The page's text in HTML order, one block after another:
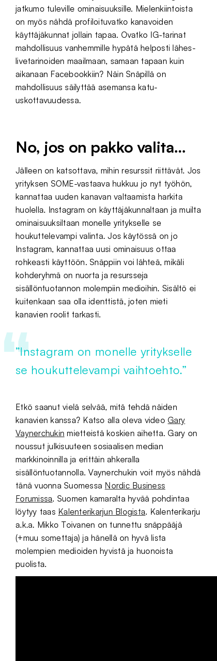
jatkumo tuleville ominaisuuksille. Mielenkiintoista
on myös nähdä profiloituvatko kanavoiden
käyttäjäkunnat jollain tapaa. Ovatko IG-tarinat
mahdollisuus vanhemmille hypätä helposti lähes-
livetarinoiden maailmaan, samaan tapaan kuin
aikanaan Facebookkiin? Näin Snäpillä on
mahdollisuus säilyttää asemansa katu-
uskottavuudessa.
No, jos on pakko valita…
Jälleen on katsottava, mihin resurssit riittävät. Jos
yrityksen SOME-vastaava hukkuu jo nyt työhön,
kannattaa uuden kanavan valtaamista harkita
huolella. Instagram on käyttäjäkunnaltaan ja muilta
ominaisuuksiltaan monelle yritykselle se
houkuttelevampi valinta. Jos käytössä on jo
Instagram, kannattaa uusi ominaisuus ottaa
rohkeasti käyttöön. Snäppiin voi lähteä, mikäli
kohderyhmä on nuorta ja resursseja
sisällöntuotannon molempiin medioihin. Sisältö ei
kuitenkaan saa olla identtistä, joten mieti
kanavien roolit tarkasti.
”Instagram on monelle yritykselle
se houkuttelevampi vaihtoehto.”
Etkö saanut vielä selvää, mitä tehdä näiden
kanavien kanssa? Katso alla oleva videoGary
Vaynerchukin mietteistä koskien aihetta. Gary on
noussut julkisuuteen sosiaalisen median
markkinoinnilla ja erittäin ahkeralla
sisällöntuotannolla. Vaynerchukin voit myös nähdä
tänä vuonna Suomessa Nordic Business
Forumissa. Suomen kamaralta hyvää pohdintaa
löytyy taas Kalenterikarjun Blogista. Kalenterikarju
a.k.a. Mikko Toivanen on tunnettu snäppääjä
(+muu somettaja) ja hänellä on hyvä lista
molempien medioiden hyvistä ja huonoista
puolista.